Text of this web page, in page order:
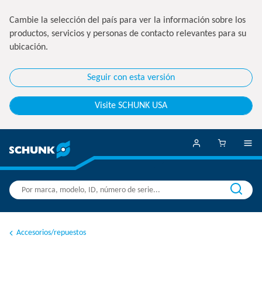
Cambie la selección del país para ver la información sobre los
productos, servicios y personas de contacto relevantes para su
ubicación.
Seguir con esta versión
Visite SCHUNK USA
Accesorios/repuestos